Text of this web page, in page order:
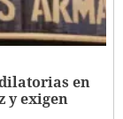
en
y exigen